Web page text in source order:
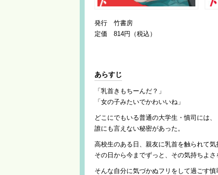
発行 竹書房
定価 814円（税込）
あらすじ
「乳首きもちーんだ？」
「女の子みたいでかわいいね」
どこにでもいる普通の大学生・慎司には、
誰にも言えない秘密があった。
高校生のある日、親友に乳首を触られて気
その日から今までずっと、その気持ちよ
そんな自分に気づかぬフリをして過ごす慎